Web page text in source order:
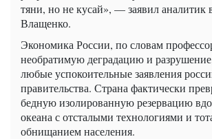
тяни, но не кусай», — заявил аналитик
Влащенко.
Экономика России, по словам
необратимую деградацию и
любые успокоительные заявления
правительства. Страна фактически
бедную изолированную резервацию
океана с отсталыми технологиями и
обнищанием населения.